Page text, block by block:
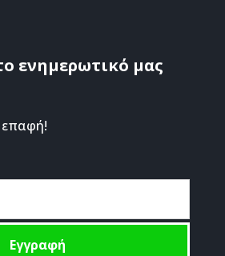
ενημερωτικό μας
επαφή!